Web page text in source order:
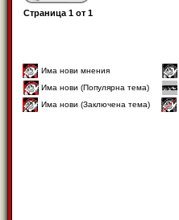
Страница 1 от 1
Има нови мнения
Има нови (Популярна тема)
Има нови (Заключена тема)